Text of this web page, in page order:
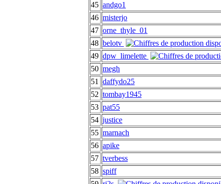
45 andgo1
46 misterjo
47 orne_thyle_01
48 belotv
49 dpw_limelette
50 megh
51
daffydo25
52 tombay1945
53 pat55
54 justice
55 marnach
56 apike
57 tverbess
58 spiff